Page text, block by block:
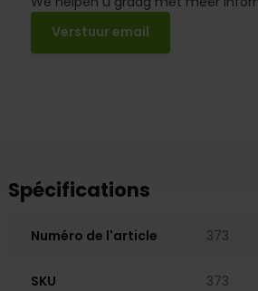
Verstuur email
Spécifications
Numéro de l'article 373
SKU 373